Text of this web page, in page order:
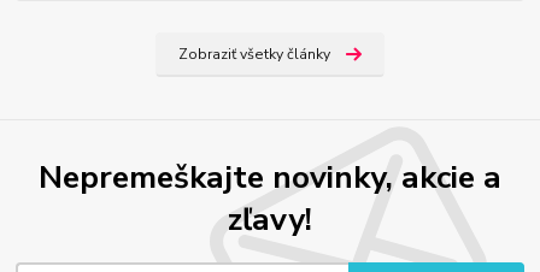
Zobraziť všetky články
Nepremeškajte novinky, akcie a
zľavy!